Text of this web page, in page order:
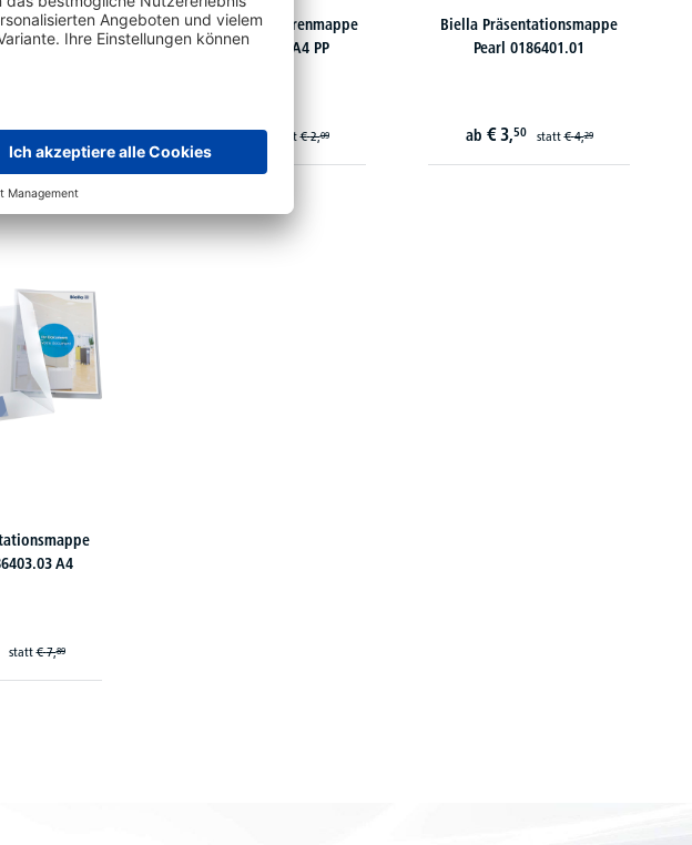
DIN
FolderSys Broschürenmappe
10009-04 DIN A4 PP
ab€ 1,70 statt€ 2,09
Biella Präsentationsmappe
Pearl 0186401.01
ab € 3,50 statt€ 4,29
A4
statt€ 7,89